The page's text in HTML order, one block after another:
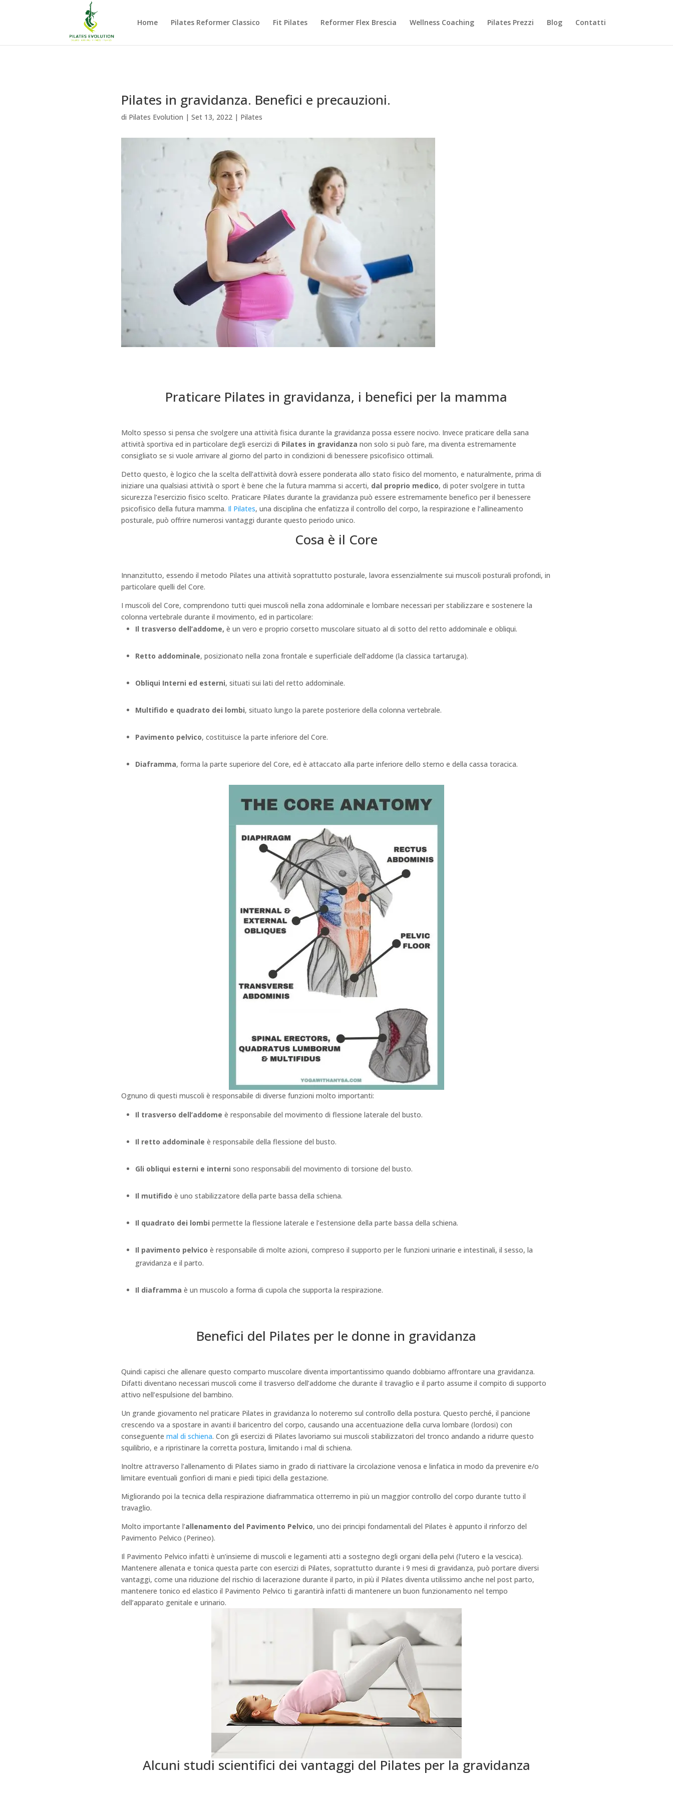
Home Pilates Reformer Classico Fit Pilates Reformer Flex Brescia Wellness Coaching Pilates Prezzi Blog Contatti
Pilates in gravidanza. Benefici e precauzioni.
di Pilates Evolution | Set 13, 2022| Pilates
Praticare Pilates in gravidanza, i benefici per la mamma
Molto spesso si pensa che svolgere una attività fisica durante la gravidanza possa essere nocivo. Invece praticare della sana
attività sportiva ed in particolare degli esercizi di Pilates in gravidanza non solo si può fare, ma diventa estremamente
consigliato se si vuole arrivare al giorno del parto in condizioni di benessere psicofisico ottimali.
Detto questo, è logico che la scelta dell’attività dovrà essere ponderata allo stato fisico del momento, e naturalmente, prima di
iniziare una qualsiasi attività o sport è bene che la futura mamma si accerti, dal proprio medico, di poter svolgere in tutta
sicurezza l’esercizio fisico scelto. Praticare Pilates durante la gravidanza può essere estremamente benefico per il benessere
psicofisico della futura mamma. Il Pilates, una disciplina che enfatizza il controllo del corpo, la respirazione e l’allineamento
posturale, può offrire numerosi vantaggi durante questo periodo unico.
Cosa è il Core
Innanzitutto, essendo il metodo Pilates una attività soprattutto posturale, lavora essenzialmente sui muscoli posturali profondi, in
particolare quelli del Core.
I muscoli del Core, comprendono tutti quei muscoli nella zona addominale e lombare necessari per stabilizzare e sostenere la
colonna vertebrale durante il movimento, ed in particolare:
Il trasverso dell’addome, è un vero e proprio corsetto muscolare situato al di sotto del retto addominale e obliqui.
Retto addominale, posizionato nella zona frontale e superficiale dell’addome (la classica tartaruga).
Obliqui Interni ed esterni, situati sui lati del retto addominale.
Multifido e quadrato dei lombi, situato lungo la parete posteriore della colonna vertebrale.
Pavimento pelvico, costituisce la parte inferiore del Core.
Diaframma, forma la parte superiore del Core, ed è attaccato alla parte inferiore dello sterno e della cassa toracica.
Ognuno di questi muscoli è responsabile di diverse funzioni molto importanti:
Il trasverso dell’addome è responsabile del movimento di flessione laterale del busto.
Il retto addominale è responsabile della flessione del busto.
Gli obliqui esterni e interni sono responsabili del movimento di torsione del busto.
Il mutifido è uno stabilizzatore della parte bassa della schiena.
Il quadrato dei lombi permette la flessione laterale e l’estensione della parte bassa della schiena.
Il pavimento pelvico è responsabile di molte azioni, compreso il supporto per le funzioni urinarie e intestinali, il sesso, la
gravidanza e il parto.
Il diaframma è un muscolo a forma di cupola che supporta la respirazione.
Benefici del Pilates per le donne in gravidanza
Quindi capisci che allenare questo comparto muscolare diventa importantissimo quando dobbiamo affrontare una gravidanza.
Difatti diventano necessari muscoli come il trasverso dell’addome che durante il travaglio e il parto assume il compito di supporto
attivo nell’espulsione del bambino.
Un grande giovamento nel praticare Pilates in gravidanza lo noteremo sul controllo della postura. Questo perché, il pancione
crescendo va a spostare in avanti il baricentro del corpo, causando una accentuazione della curva lombare (lordosi) con
conseguente mal di schiena. Con gli esercizi di Pilates lavoriamo sui muscoli stabilizzatori del tronco andando a ridurre questo
squilibrio, e a ripristinare la corretta postura, limitando i mal di schiena.
Inoltre attraverso l’allenamento di Pilates siamo in grado di riattivare la circolazione venosa e linfatica in modo da prevenire e/o
limitare eventuali gonfiori di mani e piedi tipici della gestazione.
Migliorando poi la tecnica della respirazione diaframmatica otterremo in più un maggior controllo del corpo durante tutto il
travaglio.
Molto importante l’allenamento del Pavimento Pelvico, uno dei principi fondamentali del Pilates è appunto il rinforzo del
Pavimento Pelvico (Perineo).
Il Pavimento Pelvico infatti è un’insieme di muscoli e legamenti atti a sostegno degli organi della pelvi (l’utero e la vescica).
Mantenere allenata e tonica questa parte con esercizi di Pilates, soprattutto durante i 9 mesi di gravidanza, può portare diversi
vantaggi, come una riduzione del rischio di lacerazione durante il parto, in più il Pilates diventa utilissimo anche nel post parto,
mantenere tonico ed elastico il Pavimento Pelvico ti garantirà infatti di mantenere un buon funzionamento nel tempo
dell’apparato genitale e urinario.
Alcuni studi scientifici dei vantaggi del Pilates per la gravidanza